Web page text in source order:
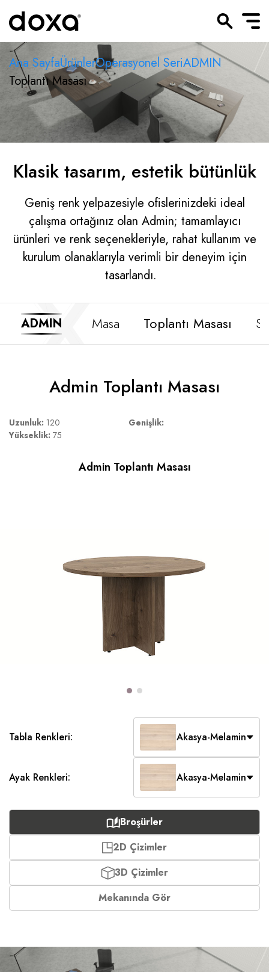
Ana SayfaÜrünlerOperasyonel SeriADMIN
Toplantı Masası
Klasik tasarım, estetik bütünlük
Geniş renk yelpazesiyle ofislerinizdeki ideal
çalışma ortağınız olan Admin; tamamlayıcı
ürünleri ve renk seçenekleriyle, rahat kullanım ve
kurulum olanaklarıyla verimli bir deneyim için
tasarlandı.
ADMIN Masa Toplantı Masası
Admin Toplantı Masası
Uzunluk: 120
Genişlik:
Yükseklik: 75
Admin Toplantı Masası
Tabla Renkleri: Akasya-Melamin
Ayak Renkleri: Akasya-Melamin
Broşürler
2D Çizimler
3D Çizimler
Mekanında Gör